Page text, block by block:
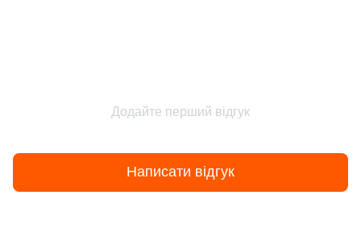
Додайте перший відгук
Написати відгук